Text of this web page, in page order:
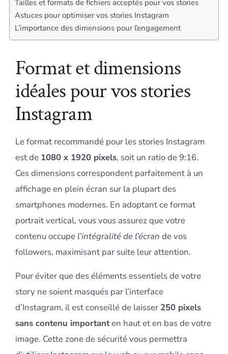
Tailles et formats de fichiers acceptés pour vos stories
Astuces pour optimiser vos stories Instagram
L’importance des dimensions pour l’engagement
Format et dimensions
idéales pour vos stories
Instagram
Le format recommandé pour les stories Instagram
est de 1080 x 1920 pixels, soit un ratio de 9:16.
Ces dimensions correspondent parfaitement à un
affichage en plein écran sur la plupart des
smartphones modernes. En adoptant ce format
portrait vertical, vous vous assurez que votre
contenu occupe l’intégralité de l’écran de vos
followers, maximisant par suite leur attention.
Pour éviter que des éléments essentiels de votre
story ne soient masqués par l’interface
d’Instagram, il est conseillé de laisser 250 pixels
sans contenu importanten haut et en bas de votre
image. Cette zone de sécurité vous permettra